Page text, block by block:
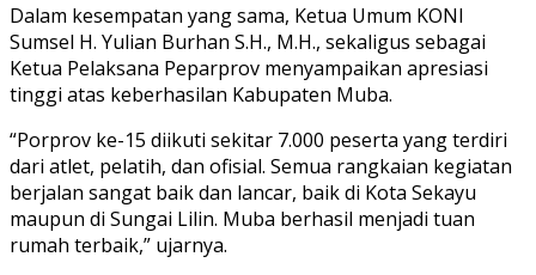
Dalam kesempatan yang sama, Ketua Umum KONI
Sumsel H. Yulian Burhan S.H., M.H., sekaligus sebagai
Ketua Pelaksana Peparprov menyampaikan apresiasi
tinggi atas keberhasilan Kabupaten Muba.
“Porprov ke-15 diikuti sekitar 7.000 peserta yang terdiri
dari atlet, pelatih, dan ofisial. Semua rangkaian kegiatan
berjalan sangat baik dan lancar, baik di Kota Sekayu
maupun di Sungai Lilin. Muba berhasil menjadi tuan
rumah terbaik,” ujarnya.